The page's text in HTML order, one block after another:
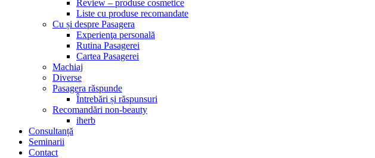
Review – produse cosmetice
Liste cu produse recomandate
Cu și despre Pasagera
Experienţa personală
Rutina Pasagerei
Cartea Pasagerei
Machiaj
Diverse
Pasagera răspunde
Întrebări și răspunsuri
Recomandări non-beauty
iherb
Consultanță
Seminarii
Contact